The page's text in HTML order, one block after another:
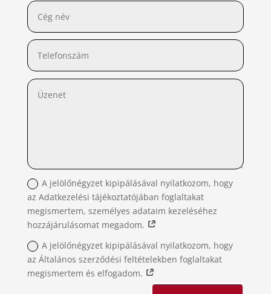
A jelölőnégyzet kipipálásával nyilatkozom, hogy
az Adatkezelési tájékoztatójában foglaltakat
megismertem, személyes adataim kezeléséhez
hozzájárulásomat megadom.
A jelölőnégyzet kipipálásával nyilatkozom, hogy
az Általános szerződési feltételekben foglaltakat
megismertem és elfogadom.